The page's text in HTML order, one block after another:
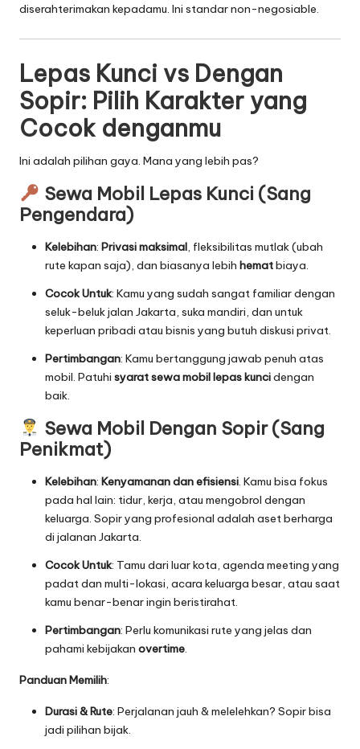
diserahterimakan kepadamu. Ini standar non-negosiable.
Lepas Kunci vs Dengan
Sopir: Pilih Karakter yang
Cocok denganmu
Ini adalah pilihan gaya. Mana yang lebih pas?
Sewa Mobil Lepas Kunci (Sang
Pengendara)
Kelebihan: Privasi maksimal, fleksibilitas mutlak (ubah
rute kapan saja), dan biasanya lebih hematbiaya.
Cocok Untuk: Kamu yang sudah sangat familiar dengan
seluk-beluk jalan Jakarta, suka mandiri, dan untuk
keperluan pribadi atau bisnis yang butuh diskusi privat.
Pertimbangan: Kamu bertanggung jawab penuh atas
mobil. Patuhi syarat sewa mobil lepas kuncidengan
baik.
Sewa Mobil Dengan Sopir (Sang
Penikmat)
Kelebihan: Kenyamanan dan efisiensi. Kamu bisa fokus
pada hal lain: tidur, kerja, atau mengobrol dengan
keluarga. Sopir yang profesional adalah aset berharga
di jalanan Jakarta.
Cocok Untuk: Tamu dari luar kota, agenda meeting yang
padat dan multi-lokasi, acara keluarga besar, atau saat
kamu benar-benar ingin beristirahat.
Pertimbangan: Perlu komunikasi rute yang jelas dan
pahami kebijakan overtime.
Panduan Memilih:
Durasi & Rute: Perjalanan jauh & melelehkan? Sopir bisa
jadi pilihan bijak.